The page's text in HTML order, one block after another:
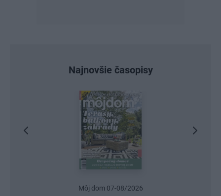
Najnovšie časopisy
Môj dom 07-08/2026